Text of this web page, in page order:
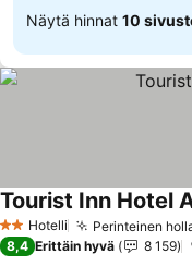
Näytä hinnat 10
2 Tähtiluokitus
Hotelli Perinteinen
Tourist Inn Hotel
8,4 Erittäin hyvä 8 159